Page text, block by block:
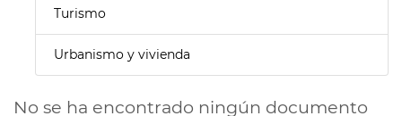
Turismo
Urbanismo y vivienda
No se ha encontrado ningún documento